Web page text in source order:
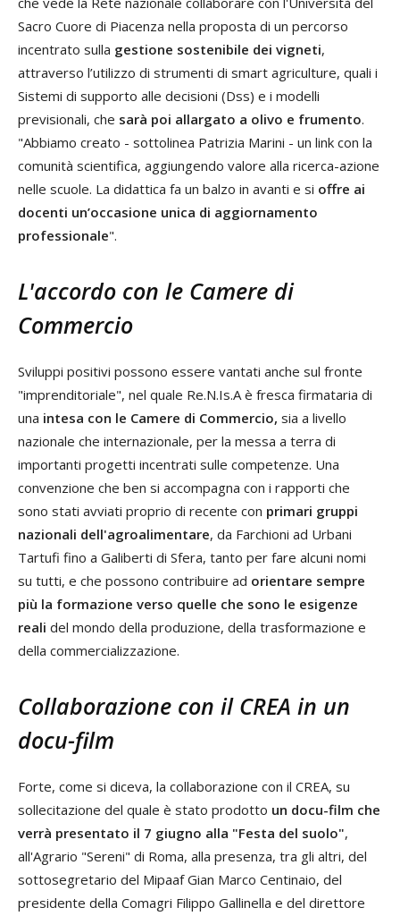
Sacro Cuore di Piacenza nella proposta di un percorso
incentrato sulla gestione sostenibile dei vigneti,
attraverso l’utilizzo di strumenti di smart agriculture, quali i
Sistemi di supporto alle decisioni (Dss) e i modelli
previsionali, che sarà poi allargato a olivo e frumento.
"Abbiamo creato - sottolinea Patrizia Marini - un link con la
comunità scientifica, aggiungendo valore alla ricerca-azione
nelle scuole. La didattica fa un balzo in avanti e si offre ai
docenti un’occasione unica di aggiornamento
professionale".
L'accordo con le Camere di
Commercio
Sviluppi positivi possono essere vantati anche sul fronte
"imprenditoriale", nel quale Re.N.Is.A è fresca firmataria di
una intesa con le Camere di Commercio, sia a livello
nazionale che internazionale, per la messa a terra di
importanti progetti incentrati sulle competenze. Una
convenzione che ben si accompagna con i rapporti che
sono stati avviati proprio di recente con primari gruppi
nazionali dell'agroalimentare, da Farchioni ad Urbani
Tartufi fino a Galiberti di Sfera, tanto per fare alcuni nomi
su tutti, e che possono contribuire ad orientare sempre
più la formazione verso quelle che sono le esigenze
reali del mondo della produzione, della trasformazione e
della commercializzazione.
Collaborazione con il CREA in un
docu-film
Forte, come si diceva, la collaborazione con il CREA, su
sollecitazione del quale è stato prodotto un docu-film che
verrà presentato il 7 giugno alla "Festa del suolo",
all'Agrario "Sereni" di Roma, alla presenza, tra gli altri, del
sottosegretario del Mipaaf Gian Marco Centinaio, del
presidente della Comagri Filippo Gallinella e del direttore